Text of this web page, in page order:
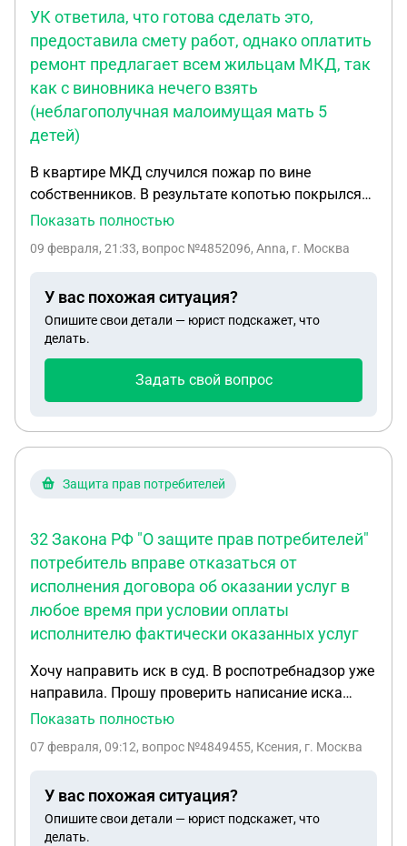
УК ответила, что готова сделать это,
предоставила смету работ, однако оплатить
ремонт предлагает всем жильцам МКД, так
как с виновника нечего взять
(неблагополучная малоимущая мать 5
детей)
В квартире МКД случился пожар по вине
собственников. В результате копотью покрылся
весь этаж дома. Жильцы МКД написали в адрес
ответила, что готова сделать это, предоставила
всем жильцам МКД, так как с виновника нечего
взять (неблагополучная малоимущая мать 5
детей). Жильцы с таким решением не согласны.
аргументы в законе привести УК, чтобы донести
взыскивать затраченные средства с виновника
приглашала эксперта по оценке. Вопрос завис
Показать полностью
09 февраля, 21:33, вопрос №4852096, Anna, г. Москва
У вас похожая ситуация?
Опишите свои детали — юрист подскажет, что
делать.
Задать свой вопрос
Защита прав потребителей
32 Закона РФ "О защите прав потребителей"
потребитель вправе отказаться от
исполнения договора об оказании услуг в
любое время при условии оплаты
исполнителю фактически оказанных услуг
Хочу направить иск в суд. В роспотребнадзор уже
направила. Прошу проверить написание иска
перед отправкой в суд и примерно определить,
ЗАЯВЛЕНИЕ о защите прав потребителя,
компенсации морального вреда и штрафа
22.10.2025 г. между ФИО (далее – Истец) и ИП
Показать полностью
07 февраля, 09:12, вопрос №4849455, Ксения, г. Москва
У вас похожая ситуация?
Опишите свои детали — юрист подскажет, что
делать.